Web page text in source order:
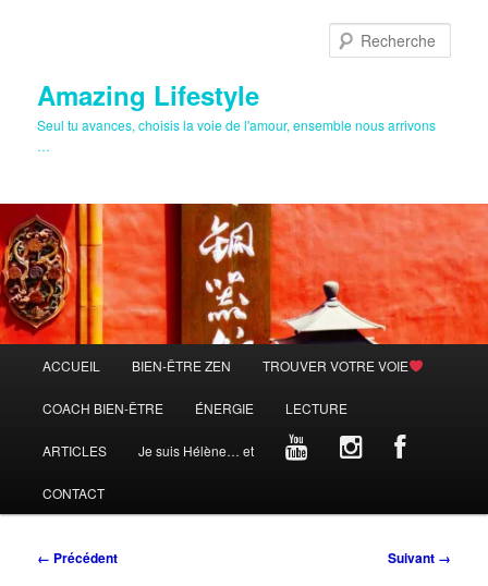
Amazing Lifestyle
Seul tu avances, choisis la voie de l'amour, ensemble nous arrivons
…
principal
ACCUEIL BIEN-ÊTRE ZEN TROUVER VOTRE VOIE
COACH BIEN-ÊTRE ÉNERGIE LECTURE
ARTICLES Je suis Hélène… et
CONTACT
Navigation
← Précédent Suivant →